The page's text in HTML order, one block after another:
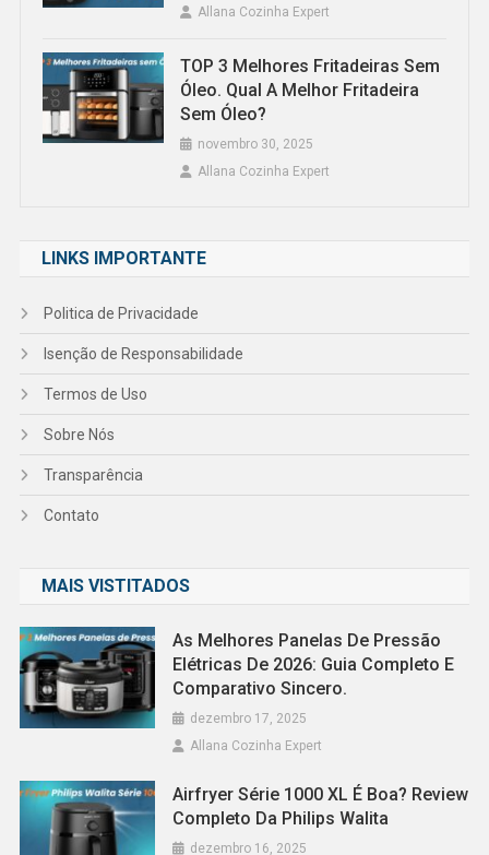
Allana Cozinha Expert
TOP 3 Melhores Fritadeiras Sem
Óleo. Qual A Melhor Fritadeira
Sem Óleo?
novembro 30, 2025
Allana Cozinha Expert
LINKS IMPORTANTE
Politica de Privacidade
Isenção de Responsabilidade
Termos de Uso
Sobre Nós
Transparência
Contato
MAIS VISTITADOS
As Melhores Panelas De Pressão
Elétricas De 2026: Guia Completo E
Comparativo Sincero.
dezembro 17, 2025
Allana Cozinha Expert
Airfryer Série 1000 XL É Boa? Review
Completo Da Philips Walita
dezembro 16, 2025